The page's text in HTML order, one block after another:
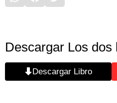
Descargar Los dos
Descargar Libro